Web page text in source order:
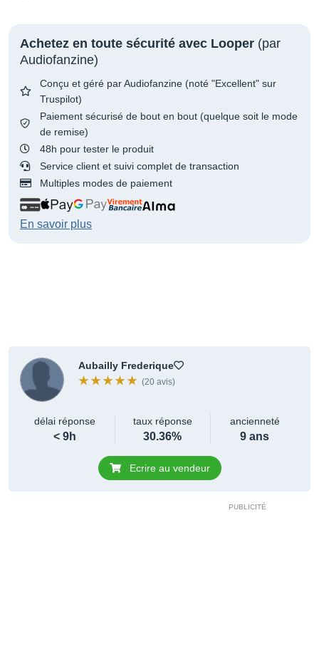
Achetez en toute sécurité avec Looper (par
Audiofanzine)
Conçu et géré par Audiofanzine (noté "Excellent" sur
Truspilot)
Paiement sécurisé de bout en bout (quelque soit le mode
de remise)
48h pour tester le produit
Service client et suivi complet de transaction
Multiples modes de paiement
En savoir plus
Aubailly Frederique
(20 avis)
délai réponse
< 9h
taux réponse
30.36%
ancienneté
9 ans
Ecrire au vendeur